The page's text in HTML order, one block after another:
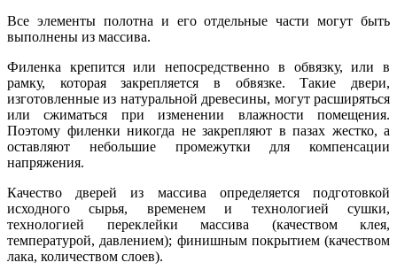
Все элементы полотна и его отдельные части могут быть
выполнены из массива.
Филенка крепится или непосредственно в обвязку, или в
рамку, которая закрепляется в обвязке. Такие двери,
изготовленные из натуральной древесины, могут расширяться
или сжиматься при изменении влажности помещения.
Поэтому филенки никогда не закрепляют в пазах жестко, а
оставляют небольшие промежутки для компенсации
напряжения.
Качество дверей из массива определяется подготовкой
исходного сырья, временем и технологией сушки,
технологией переклейки массива (качеством клея,
температурой, давлением); финишным покрытием (качеством
лака, количеством слоев).